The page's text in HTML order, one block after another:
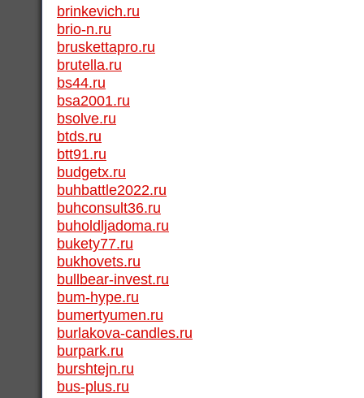
brinkevich.ru
brio-n.ru
bruskettapro.ru
brutella.ru
bs44.ru
bsa2001.ru
bsolve.ru
btds.ru
btt91.ru
budgetx.ru
buhbattle2022.ru
buhconsult36.ru
buholdljadoma.ru
bukety77.ru
bukhovets.ru
bullbear-invest.ru
bum-hype.ru
bumertyumen.ru
burlakova-candles.ru
burpark.ru
burshtejn.ru
bus-plus.ru